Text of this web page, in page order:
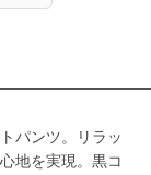
パンツ。リラッ
地を実現。黒コ